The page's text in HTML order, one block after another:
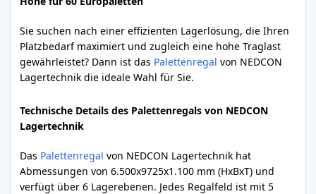
Sie suchen nach einer effizienten Lagerlösung, die Ihren
Platzbedarf maximiert und zugleich eine hohe Traglast
gewährleistet? Dann ist das Palettenregal von NEDCON
Lagertechnik die ideale Wahl für Sie.
Technische Details des Palettenregals von NEDCON
Lagertechnik
Das Palettenregal von NEDCON Lagertechnik hat
Abmessungen von 6.500x9725x1.100 mm (HxBxT) und
verfügt über 6 Lagerebenen. Jedes Regalfeld ist mit 5